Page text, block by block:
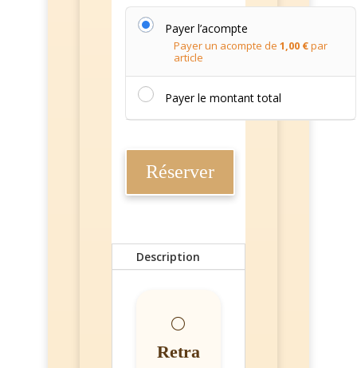
Payer l’acompte
Payer un acompte de 1,00 €par
article
Payer le montant total
Réserver
Description
🌕
Retra